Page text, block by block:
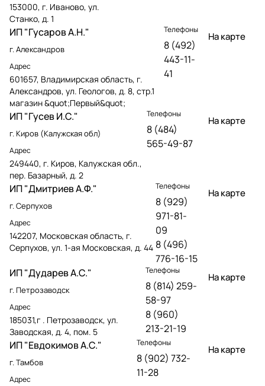
153000, г. Иваново, ул.
Станко, д. 1
ИП "Гусаров А.Н."
г. Александров
Адрес
601657, Владимирская область, г.
Александров, ул. Геологов, д. 8, стр.1
магазин &quot;Первый&quot;
Телефоны
8 (492)
443-11-
41
На карте
ИП "Гусев И.С."
г. Киров (Калужская обл)
Адрес
249440, г. Киров, Калужская обл.,
пер. Базарный, д. 2
Телефоны
8 (484)
565-49-87
На карте
ИП "Дмитриев А.Ф."
г. Серпухов
Адрес
142207, Московская область, г.
Серпухов, ул. 1-ая Московская, д. 44
Телефоны
8 (929)
971-81-
09
8 (496)
776-16-15
На карте
ИП "Дударев А.С."
г. Петрозаводск
Адрес
185031,г . Петрозаводск, ул.
Заводская, д. 4, пом. 5
Телефоны
8 (814) 259-
58-97
8 (960)
213-21-19
На карте
ИП "Евдокимов А.С."
г. Тамбов
Адрес
Телефоны
8 (902) 732-
11-28
На карте